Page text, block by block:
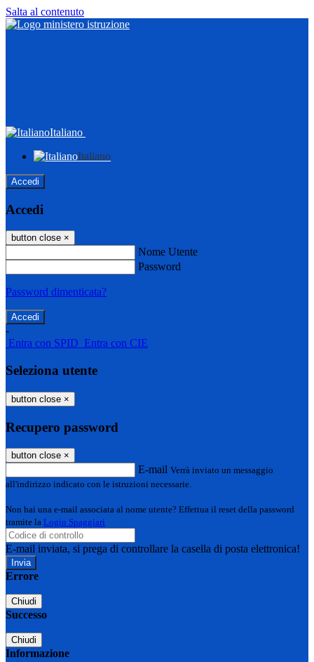
Salta al contenuto
Italiano
Italiano
Accedi
Accedi
button close ×
Nome Utente
Password
Password dimenticata?
-
Entra con SPID Entra con CIE
Seleziona utente
button close ×
Recupero password
button close ×
E-mail Verrà inviato un messaggio
all'indirizzo indicato con le istruzioni necessarie.
Non hai una e-mail associata al nome utente? Effettua il reset della password
tramite la Login Spaggiari
E-mail inviata, si prega di controllare la casella di posta elettronica!
Errore
Chiudi
Successo
Chiudi
Informazione